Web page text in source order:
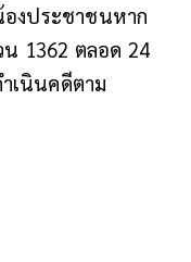
งประชาชนหาก
น 1362 ตลอด 24
เนินคดีตาม